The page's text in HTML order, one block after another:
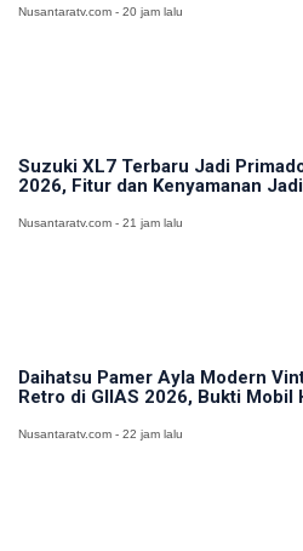
Nusantaratv.com - 20 jam lalu
Suzuki XL7 Terbaru Jadi
2026, Fitur dan Kenyamanan
Nusantaratv.com - 21 jam lalu
Daihatsu Pamer Ayla Modern
Retro di GIIAS 2026, Bukti Mobil
Nusantaratv.com - 22 jam lalu